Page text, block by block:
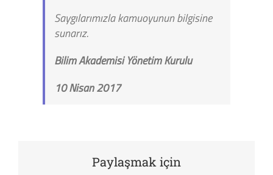
Saygılarımızla kamuoyunun bilgisine
sunarız.
Bilim Akademisi Yönetim Kurulu
10 Nisan 2017
Paylaşmak için